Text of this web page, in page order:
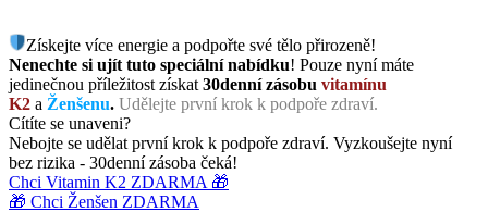
Získejte více energie a podpořte své tělo přirozeně!
Nenechte si ujít tuto speciální nabídku! Pouze nyní máte
jedinečnou příležitost získat 30denní zásobu vitamínu
K2 a Ženšenu. Udělejte první krok k podpoře zdraví.
Cítíte se unaveni?
Nebojte se udělat první krok k podpoře zdraví. Vyzkoušejte nyní
bez rizika - 30denní zásoba čeká!
Chci Vitamin K2 ZDARMA 🎁
🎁 Chci Ženšen ZDARMA